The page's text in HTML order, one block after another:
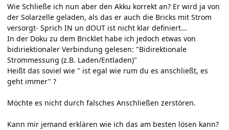
Wie Schließe ich nun aber den Akku korrekt an? Er wird ja von
der Solarzelle geladen, als das er auch die Bricks mit Strom
versorgt- Sprich IN un dOUT ist nicht klar definiert...
In der Doku zu dem Bricklet habe ich jedoch etwas von
bidiriektionaler Verbindung gelesen: "Bidirektionale
Strommessung (z.B. Laden/Entladen)"
Heißt das soviel wie " ist egal wie rum du es anschließt, es
geht immer" ?
Möchte es nicht durch falsches Anschließen zerstören.
Kann mir jemand erklären wie ich das am besten lösen kann?